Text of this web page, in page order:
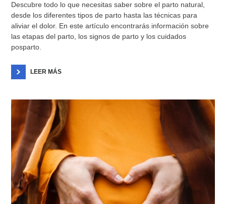
Descubre todo lo que necesitas saber sobre el parto natural,
desde los diferentes tipos de parto hasta las técnicas para
aliviar el dolor. En este artículo encontrarás información sobre
las etapas del parto, los signos de parto y los cuidados
posparto.
LEER MÁS